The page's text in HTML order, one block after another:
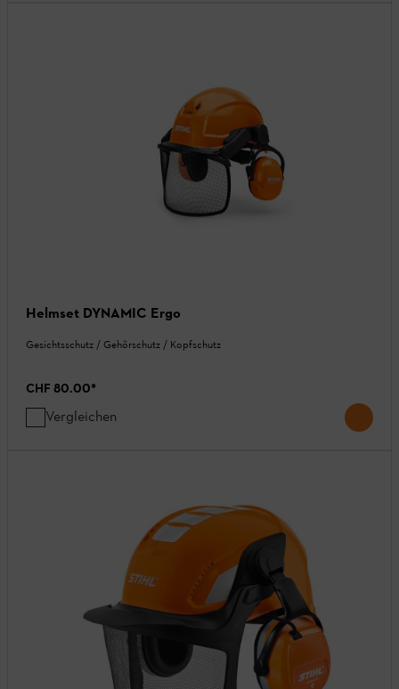
Helmset DYNAMIC Ergo
Gesichtsschutz / Gehörschutz / Kopfschutz
CHF 80.00*
Vergleichen